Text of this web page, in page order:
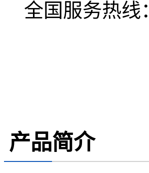
全国服务热线
产品简介